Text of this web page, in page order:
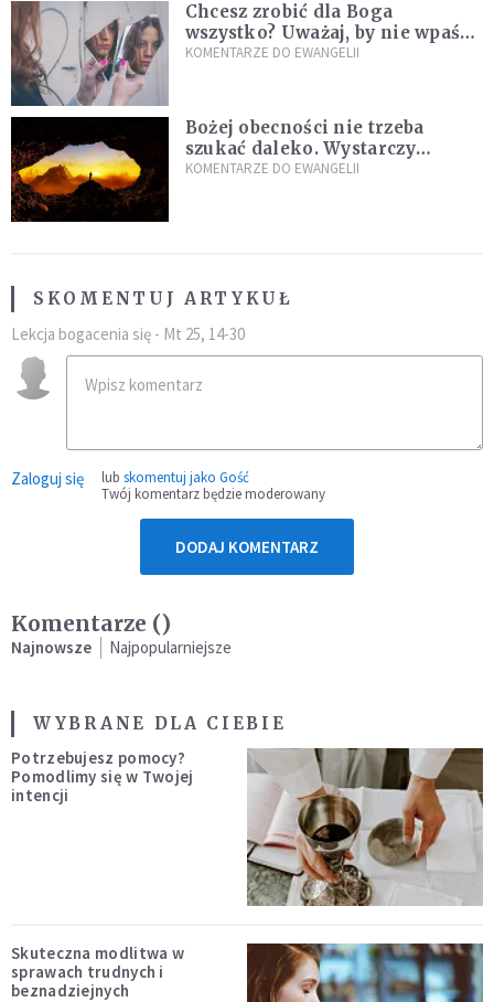
Chcesz zrobić dla Boga
wszystko? Uważaj, by nie wpaść
w groźną pułapkę
KOMENTARZE DO EWANGELII
Bożej obecności nie trzeba
szukać daleko. Wystarczy
nauczyć się słuchać
KOMENTARZE DO EWANGELII
SKOMENTUJ ARTYKUŁ
Lekcja bogacenia się - Mt 25, 14-30
Zaloguj się lub skomentuj jako Gość
Twój komentarz będzie moderowany
DODAJ KOMENTARZ
Komentarze ()
Najnowsze Najpopularniejsze
WYBRANE DLA CIEBIE
Potrzebujesz pomocy?
Pomodlimy się w Twojej
intencji
Skuteczna modlitwa w
sprawach trudnych i
beznadziejnych